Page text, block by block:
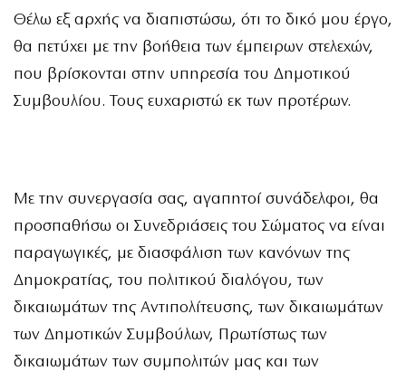
Θέλω εξ αρχής να διαπιστώσω, ότι το δικό μου έργο,
θα πετύχει με την βοήθεια των έμπειρων στελεχών,
που βρίσκονται στην υπηρεσία του Δημοτικού
Συμβουλίου. Τους ευχαριστώ εκ των προτέρων.
Με την συνεργασία σας, αγαπητοί συνάδελφοι, θα
προσπαθήσω οι Συνεδριάσεις του Σώματος να είναι
παραγωγικές, με διασφάλιση των κανόνων της
Δημοκρατίας, του πολιτικού διαλόγου, των
δικαιωμάτων της Αντιπολίτευσης, των δικαιωμάτων
των Δημοτικών Συμβούλων, Πρωτίστως των
δικαιωμάτων των συμπολιτών μας και των